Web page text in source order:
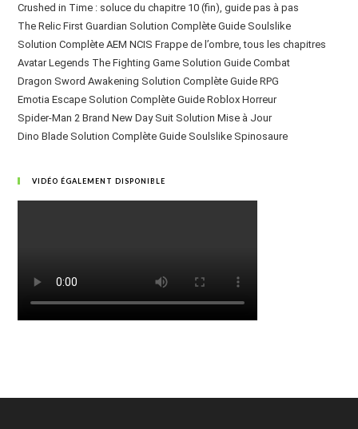
Crushed in Time : soluce du chapitre 10 (fin), guide pas à pas
The Relic First Guardian Solution Complète Guide Soulslike
Solution Complète AEM NCIS Frappe de l’ombre, tous les chapitres
Avatar Legends The Fighting Game Solution Guide Combat
Dragon Sword Awakening Solution Complète Guide RPG
Emotia Escape Solution Complète Guide Roblox Horreur
Spider-Man 2 Brand New Day Suit Solution Mise à Jour
Dino Blade Solution Complète Guide Soulslike Spinosaure
VIDÉO ÉGALEMENT DISPONIBLE